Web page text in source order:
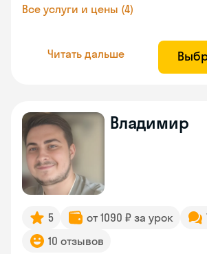
Все услуги и цены (4)
Читать дальше
Владимир
5 от 1090 ₽ за урок
10 отзывов